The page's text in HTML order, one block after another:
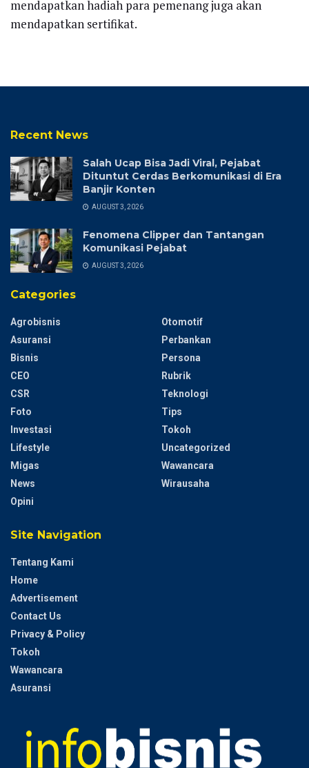
mendapatkan hadiah para pemenang juga akan
mendapatkan sertifikat.
Recent News
Salah Ucap Bisa Jadi Viral, Pejabat
Dituntut Cerdas Berkomunikasi di Era
Banjir Konten
AUGUST 3, 2026
Fenomena Clipper dan Tantangan
Komunikasi Pejabat
AUGUST 3, 2026
Categories
Agrobisnis
Asuransi
Bisnis
CEO
CSR
Foto
Investasi
Lifestyle
Migas
News
Opini
Otomotif
Perbankan
Persona
Rubrik
Teknologi
Tips
Tokoh
Uncategorized
Wawancara
Wirausaha
Site Navigation
Tentang Kami
Home
Advertisement
Contact Us
Privacy & Policy
Tokoh
Wawancara
Asuransi